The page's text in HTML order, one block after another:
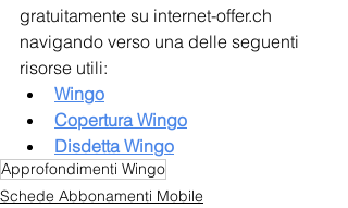
gratuitamente su internet-offer.ch
navigando verso una delle seguenti
risorse utili:
Wingo
Copertura Wingo
Disdetta Wingo
Approfondimenti Wingo
Schede Abbonamenti Mobile